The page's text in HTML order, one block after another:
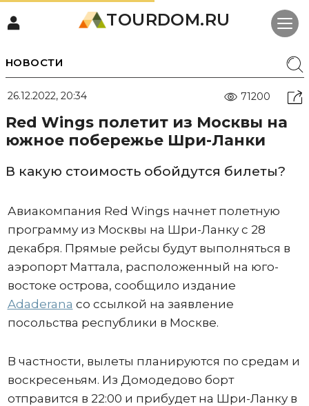
TOURDOM.RU
НОВОСТИ
26.12.2022, 20:34 71200
Red Wings полетит из Москвы на
южное побережье Шри-Ланки
В какую стоимость обойдутся билеты?
Авиакомпания Red Wings начнет полетную
программу из Москвы на Шри-Ланку с 28
декабря. Прямые рейсы будут выполняться в
аэропорт Маттала, расположенный на юго-
востоке острова, сообщило издание
Adaderana со ссылкой на заявление
посольства республики в Москве.
В частности, вылеты планируются по средам и
воскресеньям. Из Домодедово борт
отправится в 22:00 и прибудет на Шри-Ланку в